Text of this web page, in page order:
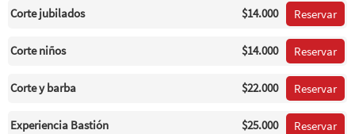
Corte jubilados $14.000 Reservar
Corte niños $14.000 Reservar
Corte y barba $22.000 Reservar
Experiencia Bastión $25.000 Reservar